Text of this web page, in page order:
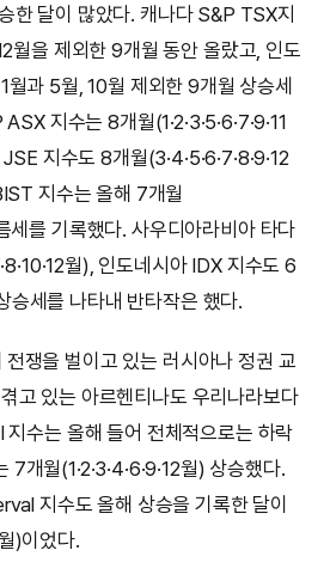
한 달이 많았다. 캐나다 S&P TSX지
월을 제외한 9개월 동안 올랐고, 인도
월과 5월, 10월 제외한 9개월 상승세
지수는 8개월(1·2·3·5·6·7·9·11
지수도 8개월(3·4·5·6·7·8·9·12
지수는 올해 7개월
름세를 기록했다. 사우디아라비아 타다
월), 인도네시아 IDX 지수도 6
승세를 나타내 반타작은 했다.
쟁을 벌이고 있는 러시아나 정권 교
고 있는 아르헨티나도 우리나라보다
수는 올해 들어 전체적으로는 하락
개월(1·2·3·4·6·9·12월) 상승했다.
지수도 올해 상승을 기록한 달이
)이었다.